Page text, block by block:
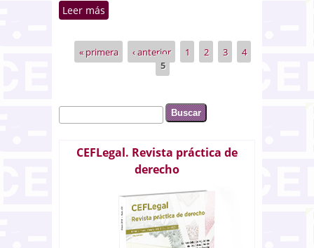
Leer más
buitre en la ejecución judicial
Páginas
« primera ‹ anterior 1 2 3
4
5
Formulario de búsqueda
Buscar
CEFLegal. Revista práctica de
derecho